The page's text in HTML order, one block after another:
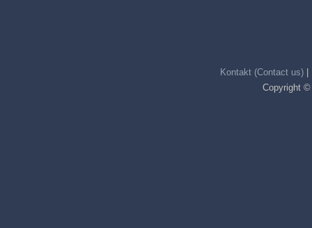
Kontakt (Contact us)|
Copyright ©